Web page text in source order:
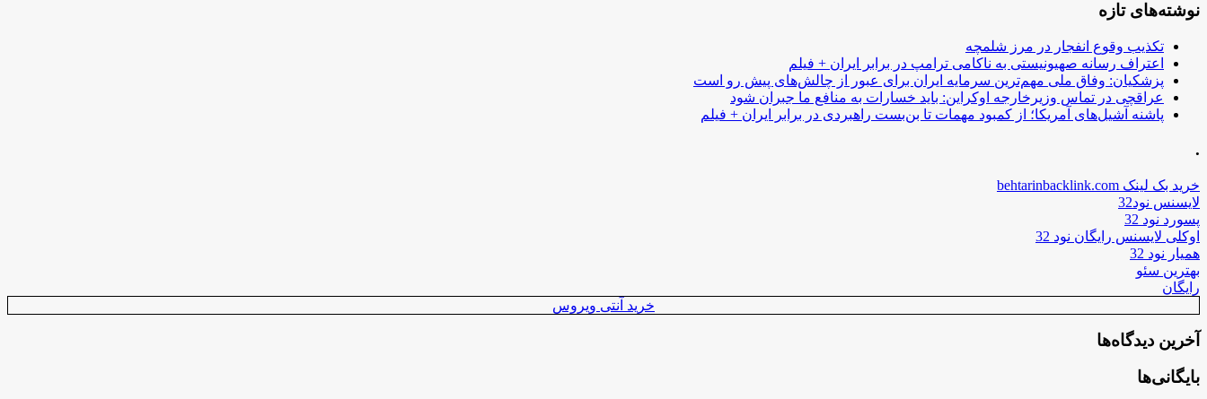
نوشته‌های تازه
تکذیب وقوع انفجار در مرز شلمچه
اعتراف رسانه صهیونیستی به ناکامی ترامپ در برابر ایران + فیلم
پزشکیان: وفاق ملی مهم‌ترین سرمایه ایران برای عبور از چالش‌های پیش رو است
عراقچی در تماس وزیرخارجه اوکراین: باید خسارات به منافع ما جبران شود
پاشنه آشیل‌های آمریکا؛ از کمبود مهمات تا بن‌بست راهبردی در برابر ایران + فیلم
.
خرید بک لینک behtarinbacklink.com
لایسنس نود32
پسورد نود 32
اوکلی لایسنس رایگان نود 32
همیار نود 32
بهترین سئو
رایگان
خرید آنتی ویروس
آخرین دیدگاه‌ها
بایگانی‌ها